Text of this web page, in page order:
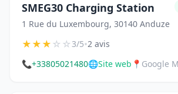
SMEG30 Charging Station
1 Rue du Luxembourg, 30140 Anduze
★★★☆☆3/5•2 avis
📞+33805021480🌐Site web 📍 Google